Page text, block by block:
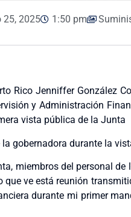
25, 2025 1:50 pm
Rico Jenniffer González
y Administración
vista pública de la Junta
gobernadora durante la
miembros del personal
que ve está reunión
durante mi primer